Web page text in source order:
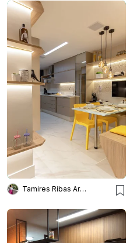
Tamires Ribas Arquitetura